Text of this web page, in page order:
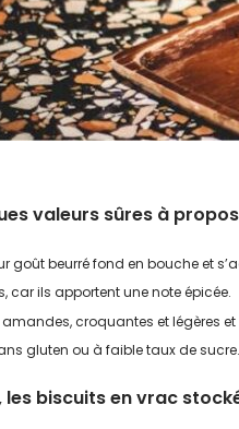
valeurs sûres à
goût beurré fond en bouche et
car ils apportent une note épicée.
amandes, croquantes et légères
gluten ou à faible taux de
les biscuits en vrac